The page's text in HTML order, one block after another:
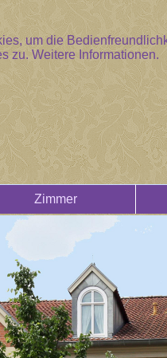
um die
zu.Weitere Informationen.
Zimmer